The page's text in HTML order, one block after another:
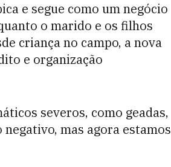
e segue como um negócio
o marido e os filhos
criança no campo, a nova
e organização
severos, como geadas,
mas agora estamos